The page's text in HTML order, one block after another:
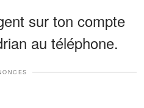
sur ton compte
au téléphone.